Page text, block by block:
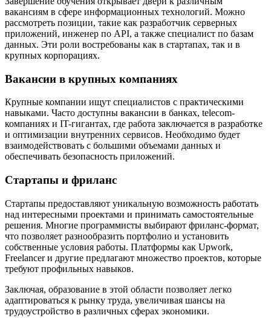
вакансиям в сфере информационных технологий. Можно
рассмотреть позиции, такие как разработчик серверных
приложений, инженер по API, а также специалист по базам
данных. Эти роли востребованы как в стартапах, так и в
крупных корпорациях.
Вакансии в крупных компаниях
Крупные компании ищут специалистов с практическими
навыками. Часто доступны вакансии в банках, telecom-
компаниях и IT-гигантах, где работа заключается в разработке
и оптимизации внутренних сервисов. Необходимо будет
взаимодействовать с большими объемами данных и
обеспечивать безопасность приложений.
Стартапы и фриланс
Стартапы предоставляют уникальную возможность работать
над интересными проектами и принимать самостоятельные
решения. Многие программисты выбирают фриланс-формат,
что позволяет разнообразить портфолио и установить
собственные условия работы. Платформы как Upwork,
Freelancer и другие предлагают множество проектов, которые
требуют профильных навыков.
Заключая, образование в этой области позволяет легко
адаптироваться к рынку труда, увеличивая шансы на
трудоустройство в различных сферах экономики.